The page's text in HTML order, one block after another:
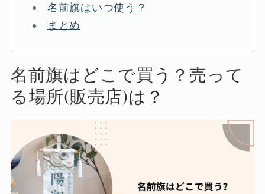
名前旗はいつ使う？
まとめ
名前旗はどこで買う？売って
る場所(販売店)は？